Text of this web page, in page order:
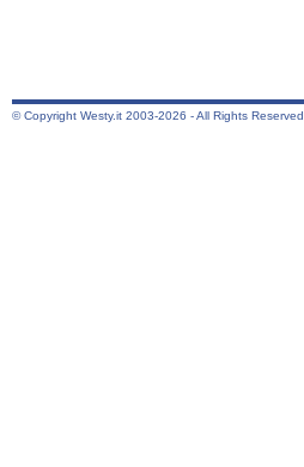
© Copyright Westy.it 2003-2026 - All Rights Reserved